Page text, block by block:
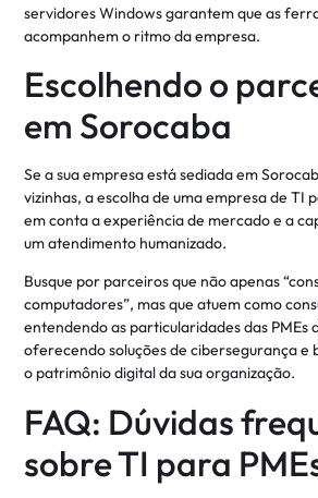
servidores Windows garantem que as
acompanhem o ritmo da empresa.
Escolhendo o
em Sorocaba
Se a sua empresa está sediada em
vizinhas, a escolha de uma empresa de TI
em conta a experiência de mercado e a
um atendimento humanizado.
Busque por parceiros que não apenas
computadores”, mas que atuem como
entendendo as particularidades das PMEs
oferecendo soluções de cibersegurança e
o patrimônio digital da sua organização.
FAQ: Dúvidas
sobre TI para